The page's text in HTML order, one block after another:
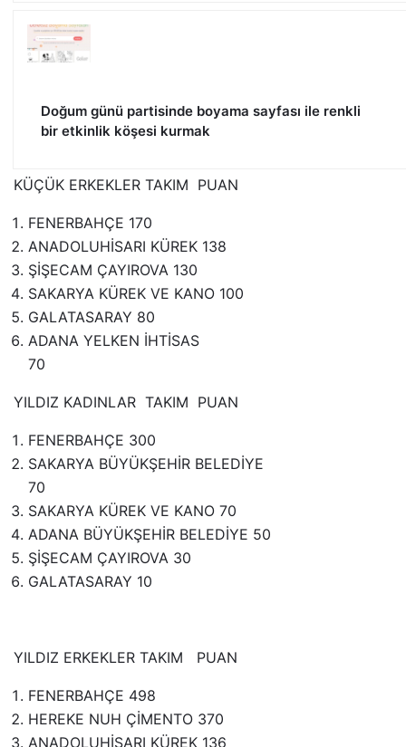
Doğum günü partisinde boyama sayfası ile renkli
bir etkinlik köşesi kurmak
KÜÇÜK ERKEKLER TAKIM PUAN
FENERBAHÇE 170
ANADOLUHİSARI KÜREK 138
ŞİŞECAM ÇAYIROVA 130
SAKARYA KÜREK VE KANO 100
GALATASARAY 80
ADANA YELKEN İHTİSAS
70
YILDIZ KADINLAR TAKIM PUAN
FENERBAHÇE 300
SAKARYA BÜYÜKŞEHİR BELEDİYE
70
SAKARYA KÜREK VE KANO 70
ADANA BÜYÜKŞEHİR BELEDİYE 50
ŞİŞECAM ÇAYIROVA 30
GALATASARAY 10
YILDIZ ERKEKLER TAKIM PUAN
FENERBAHÇE 498
HEREKE NUH ÇİMENTO 370
ANADOLUHİSARI KÜREK 136